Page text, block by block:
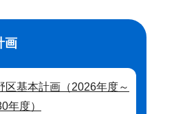
画
区基本計画（2026年度～
年度）